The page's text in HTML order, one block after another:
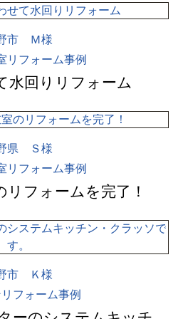
市 Ｍ様
リフォーム事例
水回りリフォーム
県 Ｓ様
リフォーム事例
リフォームを完了！
市 Ｋ様
フォーム事例